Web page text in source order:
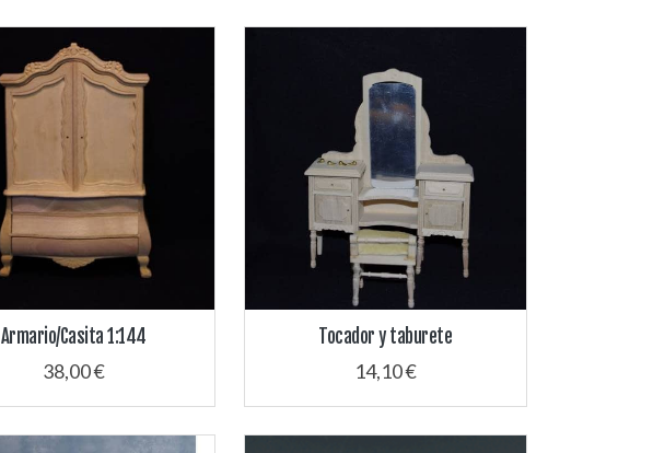
Armario/Casita 1:144
38,00 €
Tocador y taburete
14,10 €